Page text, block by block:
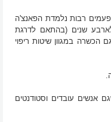
רבות נלמדת הפאנצ'ה
לארבע שנים (בהתאם לדרגת
במגוון שיטות ריפוי
אנשים עובדים וסטודנטים